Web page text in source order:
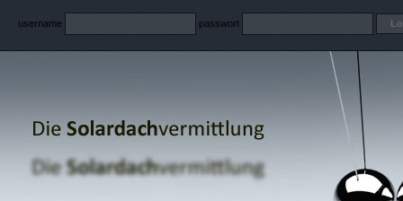
username passwort